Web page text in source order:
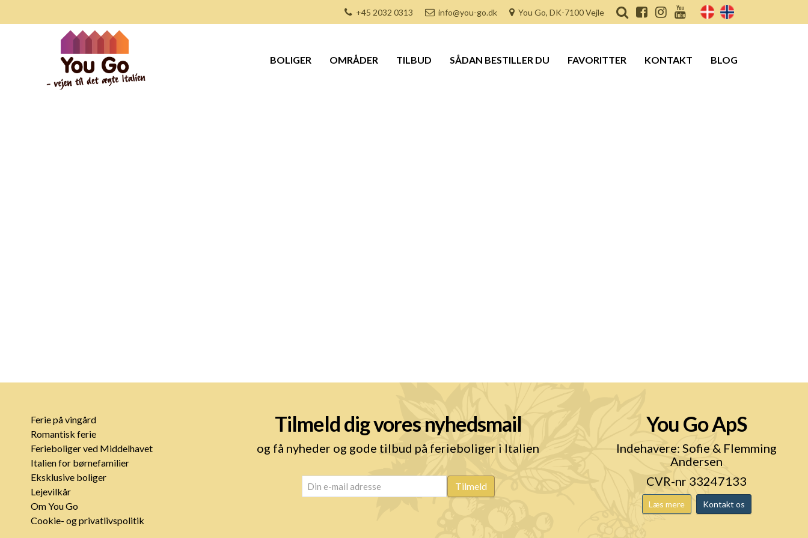
+45 2032 0313 info@you-go.dk You Go, DK-7100 Vejle
BOLIGER OMRÅDER TILBUD SÅDAN BESTILLER DU FAVORITTER KONTAKT BLOG
Ferie på vingård
Romantisk ferie
Ferieboliger ved Middelhavet
Italien for børnefamilier
Eksklusive boliger
Lejevilkår
Om You Go
Cookie- og privatlivspolitik
Tilmeld dig vores nyhedsmail
og få nyheder og gode tilbud på ferieboliger i Italien
(Påkrævet)
You Go ApS
Indehavere: Sofie & Flemming
Andersen
CVR-nr 33247133
Læs mere Kontakt os